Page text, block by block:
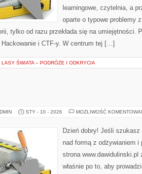
learningowe, czytelnia, a
oparte o typowe problemy
tylko od razu przekłada się na umiejętności.
Hackowanie i CTF-y. W centrum tej […]
LASY ŚWIATA – PODRÓŻE I ODKRYCIA
STY - 10 - 2026 MOŻLIWOŚĆ
Dzień dobry! Jeśli
nad formą z odżywianiem
strona www.dawidulinski.pl
właśnie po to, aby